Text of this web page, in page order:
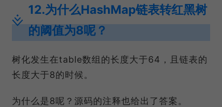
12.为什么HashMap链表转红黑树
的阈值为8呢？
树化发生在table数组的长度大于64，且链表的
长度大于8的时候。
为什么是8呢？源码的注释也给出了答案。